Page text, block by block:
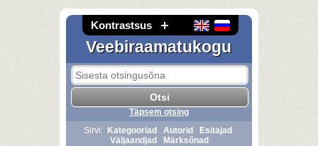
Kontrastsus
Veebiraamatukogu
Täpsem otsing
Sirvi:
Kategooriad Autorid
Esitajad
Väljaandjad
Märksõnad